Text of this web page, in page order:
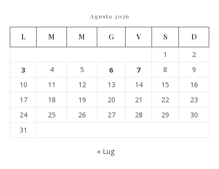
Agosto 2026
L M M G V S
D
1
2
3 4 5 6 7 8
9
10
11 12 13 14 15
16
17
18 19 20 21 22
23
24
25 26 27 28 29
30
31
« Lug